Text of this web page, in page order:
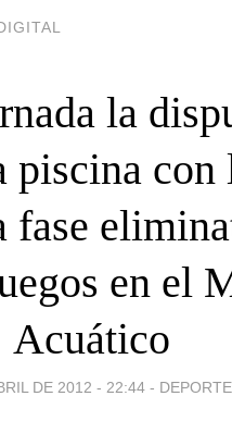
la
piscina con
fase
en el
Acuático
DE 2012 - 22:44 -